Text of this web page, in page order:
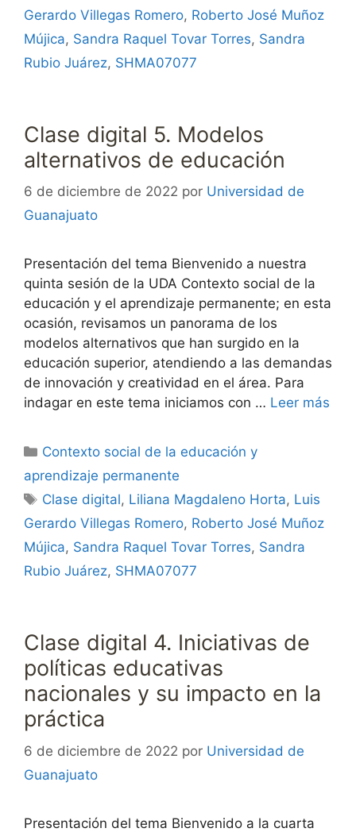
Gerardo Villegas Romero, Roberto José Muñoz
Mújica, Sandra Raquel Tovar Torres, Sandra
Rubio Juárez, SHMA07077
Clase digital 5. Modelos
alternativos de educación
6 de diciembre de 2022 por Universidad de
Guanajuato
Presentación del tema Bienvenido a nuestra
quinta sesión de la UDA Contexto social de la
educación y el aprendizaje permanente; en esta
ocasión, revisamos un panorama de los
modelos alternativos que han surgido en la
educación superior, atendiendo a las demandas
de innovación y creatividad en el área. Para
indagar en este tema iniciamos con … Leer más
Categorías
Contexto social de la educación y
aprendizaje permanente
Etiquetas
Clase digital, Liliana Magdaleno Horta, Luis
Gerardo Villegas Romero, Roberto José Muñoz
Mújica, Sandra Raquel Tovar Torres, Sandra
Rubio Juárez, SHMA07077
Clase digital 4. Iniciativas de
políticas educativas
nacionales y su impacto en la
práctica
6 de diciembre de 2022 por Universidad de
Guanajuato
Presentación del tema Bienvenido a la cuarta